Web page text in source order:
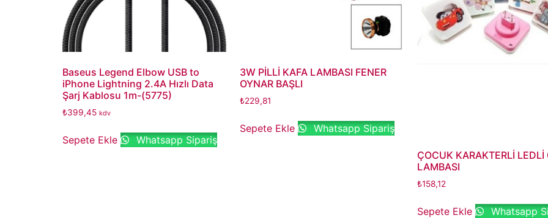
Baseus Legend Elbow USB to
iPhone Lightning 2.4A Hızlı Data
Şarj Kablosu 1m-(5775)
₺399,45 kdv
Sepete Ekle Whatsapp Sipariş
3W PİLLİ KAFA LAMBASI FENER
OYNAR BAŞLI
₺229,81
Sepete Ekle Whatsapp Sipariş
ÇOCUK KARAKTERLİ LEDLİ
LAMBASI
₺158,12
Sepete Ekle Whatsapp